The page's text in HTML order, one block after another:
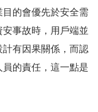
的會優先於安全需
事故時，用戶端並
有因果關係，而認
的責任，這一點是